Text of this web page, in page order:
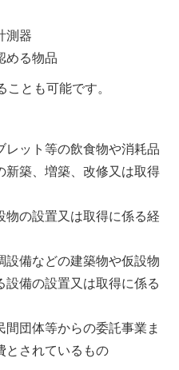
測器
める物品
とも可能です。
レット等の飲食物や消耗品
新築、増築、改修又は取得
物の設置又は取得に係る経
設備などの建築物や仮設物
設備の設置又は取得に係る
間団体等からの委託事業ま
とされているもの